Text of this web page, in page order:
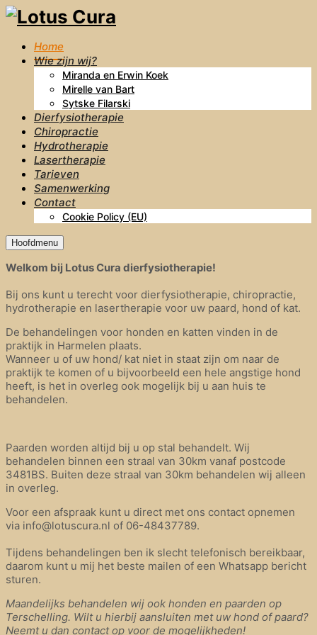
Home
Wie zijn wij?
Miranda en Erwin Koek
Mirelle van Bart
Sytske Filarski
Dierfysiotherapie
Chiropractie
Hydrotherapie
Lasertherapie
Tarieven
Samenwerking
Contact
Cookie Policy (EU)
Hoofdmenu
Welkom bij Lotus Cura dierfysiotherapie!
Bij ons kunt u terecht voor dierfysiotherapie, chiropractie,
hydrotherapie en lasertherapie voor uw paard, hond of kat.
De behandelingen voor honden en katten vinden in de
praktijk in Harmelen plaats.
Wanneer u of uw hond/ kat niet in staat zijn om naar de
praktijk te komen of u bijvoorbeeld een hele angstige hond
heeft, is het in overleg ook mogelijk bij u aan huis te
behandelen.
Paarden worden altijd bij u op stal behandelt. Wij
behandelen binnen een straal van 30km vanaf postcode
3481BS. Buiten deze straal van 30km behandelen wij alleen
in overleg.
Voor een afspraak kunt u direct met ons contact opnemen
via info@lotuscura.nl of 06-48437789.
Tijdens behandelingen ben ik slecht telefonisch bereikbaar,
daarom kunt u mij het beste mailen of een Whatsapp bericht
sturen.
Maandelijks behandelen wij ook honden en paarden op
Terschelling. Wilt u hierbij aansluiten met uw hond of paard?
Neemt u dan contact op voor de mogelijkheden!